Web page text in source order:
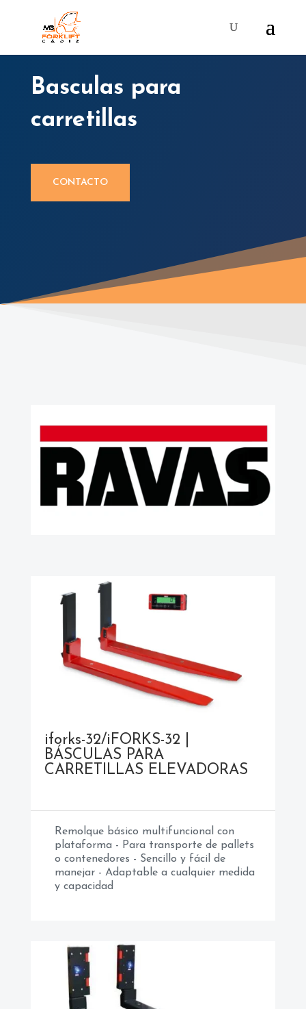
Basculas para
carretillas
CONTACTO
iforks-32/iFORKS-32 |
BÁSCULAS PARA
CARRETILLAS ELEVADORAS
Remolque básico multifuncional con
plataforma - Para transporte de pallets
o contenedores - Sencillo y fácil de
manejar - Adaptable a cualquier medida
y capacidad